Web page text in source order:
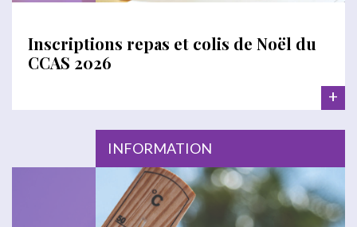
Inscriptions repas et colis de Noël du
CCAS 2026
+
INFORMATION